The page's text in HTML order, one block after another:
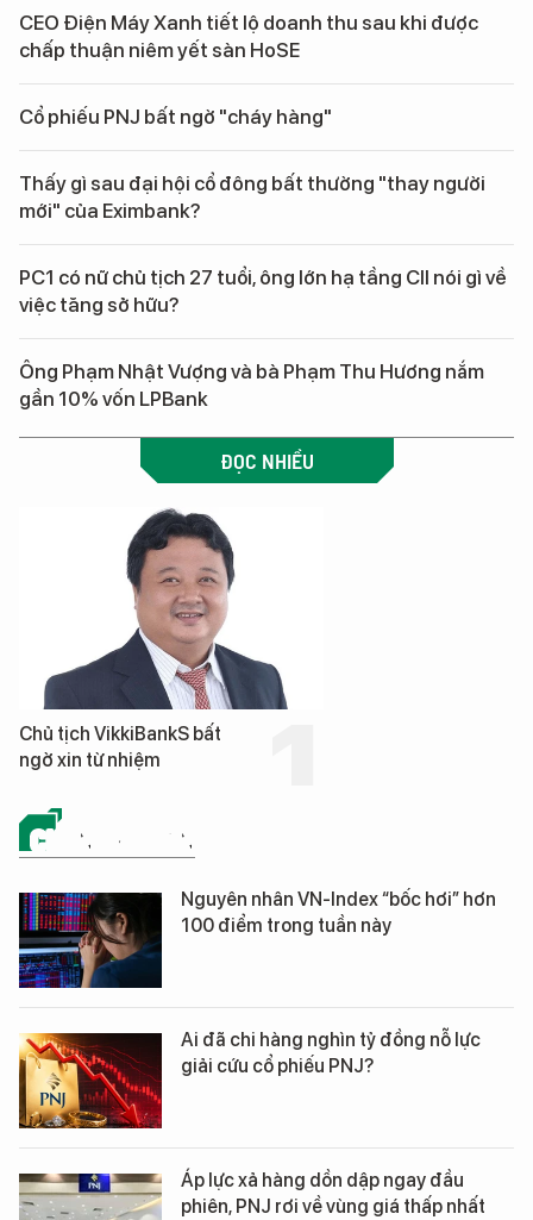
CEO Điện Máy Xanh tiết lộ doanh thu sau khi được
chấp thuận niêm yết sàn HoSE
Cổ phiếu PNJ bất ngờ "cháy hàng"
Thấy gì sau đại hội cổ đông bất thường "thay người
mới" của Eximbank?
PC1 có nữ chủ tịch 27 tuổi, ông lớn hạ tầng CII nói gì về
việc tăng sở hữu?
Ông Phạm Nhật Vượng và bà Phạm Thu Hương nắm
gần 10% vốn LPBank
ĐỌC NHIỀU
Chủ tịch VikkiBankS bất
ngờ xin từ nhiệm
CHỨNG KHOÁN
Nguyên nhân VN-Index “bốc hơi” hơn
100 điểm trong tuần này
Ai đã chi hàng nghìn tỷ đồng nỗ lực
giải cứu cổ phiếu PNJ?
Áp lực xả hàng dồn dập ngay đầu
phiên, PNJ rơi về vùng giá thấp nhất